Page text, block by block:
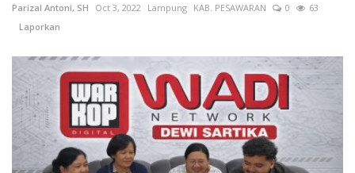
Parizal Antoni, SH Oct 3, 2022 Lampung KAB. PESAWARAN 0
63
Laporkan